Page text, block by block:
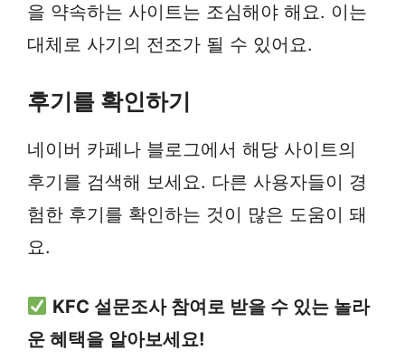
을 약속하는 사이트는 조심해야 해요. 이는
대체로 사기의 전조가 될 수 있어요.
후기를 확인하기
네이버 카페나 블로그에서 해당 사이트의
후기를 검색해 보세요. 다른 사용자들이 경
험한 후기를 확인하는 것이 많은 도움이 돼
요.
KFC 설문조사 참여로 받을 수 있는 놀라
운 혜택을 알아보세요!